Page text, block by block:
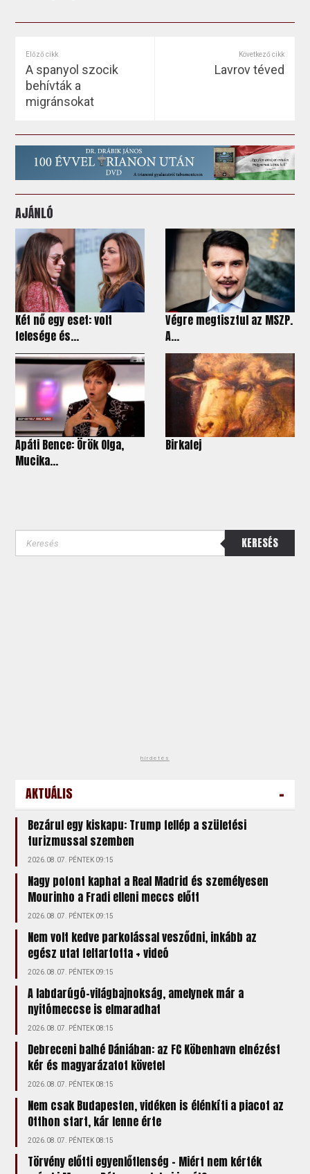
Előző cikk
A spanyol szocik
behívták a
migránsokat
Következő cikk
Lavrov téved
AJÁNLÓ
Két nő egy eset: volt
felesége és...
Végre megtisztul az MSZP.
A...
Apáti Bence: Örök Olga,
Mucika...
Birkafej
KERESÉS
hirdetés
AKTUÁLIS -
Bezárul egy kiskapu: Trump fellép a születési
turizmussal szemben
2026.08.07. PÉNTEK 09:15
Nagy pofont kaphat a Real Madrid és személyesen
Mourinho a Fradi elleni meccs előtt
2026.08.07. PÉNTEK 09:15
Nem volt kedve parkolással vesződni, inkább az
egész utat feltartotta + videó
2026.08.07. PÉNTEK 09:15
A labdarúgó-világbajnokság, amelynek már a
nyitómeccse is elmaradhat
2026.08.07. PÉNTEK 08:15
Debreceni balhé Dániában: az FC Köbenhavn elnézést
kér és magyarázatot követel
2026.08.07. PÉNTEK 08:15
Nem csak Budapesten, vidéken is élénkíti a piacot az
Otthon start, kár lenne érte
2026.08.07. PÉNTEK 08:15
Törvény előtti egyenlőtlenség – Miért nem kérték